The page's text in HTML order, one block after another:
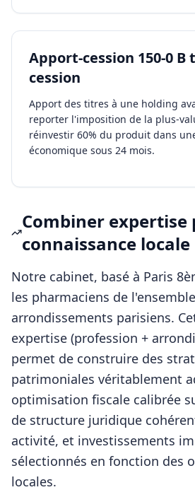
Apport-cession 150-0 B
cession
Apport des titres à une holding
reporter l'imposition de la plus-
réinvestir 60% du produit dans
économique sous 24 mois.
Combiner expertise
connaissance locale
Notre cabinet, basé à Paris
les pharmaciens de
arrondissements parisiens.
expertise (profession +
permet de construire des
patrimoniales véritablement
optimisation fiscale calibrée
de structure juridique
activité, et investissements
sélectionnés en fonction des
locales.